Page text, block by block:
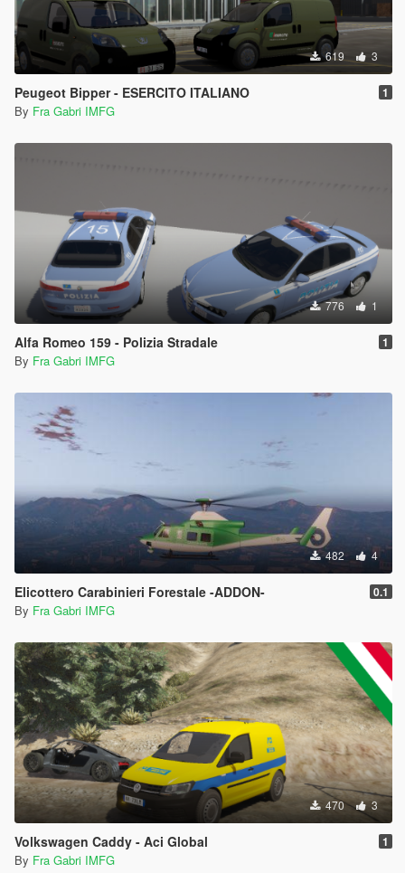
619 3
Peugeot Bipper - ESERCITO ITALIANO 1
By Fra Gabri IMFG
776 1
Alfa Romeo 159 - Polizia Stradale 1
By Fra Gabri IMFG
482 4
Elicottero Carabinieri Forestale -ADDON- 0.1
By Fra Gabri IMFG
470 3
Volkswagen Caddy - Aci Global 1
By Fra Gabri IMFG